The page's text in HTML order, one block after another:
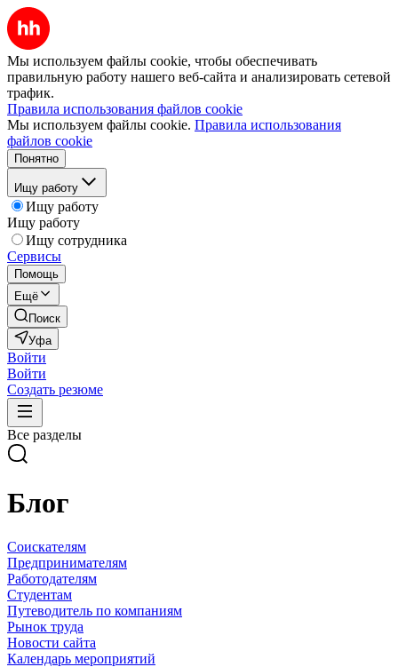
Мы используем файлы cookie, чтобы обеспечивать
правильную работу нашего веб-сайта и анализировать сетевой
трафик.
Правила использования файлов cookie
Мы используем файлы cookie. Правила использования
файлов cookie
Понятно
Ищу работу
Ищу работу
Ищу работу
Ищу сотрудника
Сервисы
Помощь
Ещё
Поиск
Уфа
Войти
Войти
Создать резюме
Все разделы
Блог
Соискателям
Предпринимателям
Работодателям
Студентам
Путеводитель по компаниям
Рынок труда
Новости сайта
Календарь мероприятий